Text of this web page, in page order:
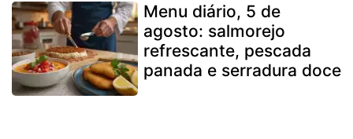
Menu diário, 5 de
agosto: salmorejo
refrescante, pescada
panada e serradura doce